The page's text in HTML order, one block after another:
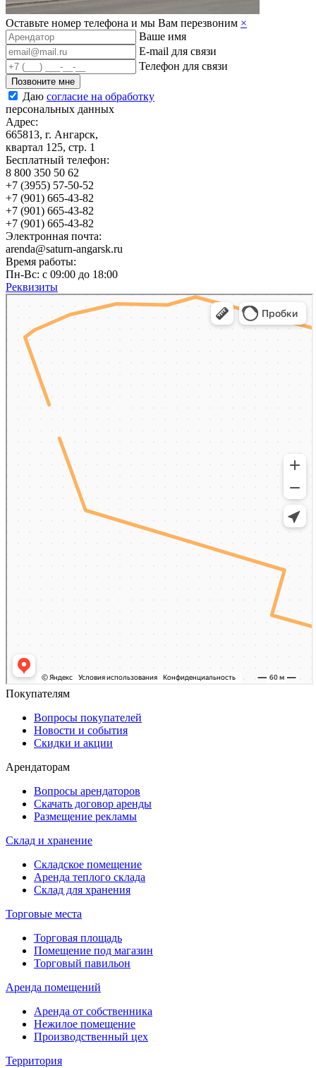
Оставьте номер телефона и мы Вам перезвоним ×
Ваше имя
E-mail для связи
Телефон для связи
Позвоните мне
Даю согласие на обработку
персональных данных
Адрес:
665813, г. Ангарск,
квартал 125, стр. 1
Бесплатный телефон:
8 800 350 50 62
+7 (3955) 57-50-52
+7 (901) 665-43-82
+7 (901) 665-43-82
+7 (901) 665-43-82
Электронная почта:
arenda@saturn-angarsk.ru
Время работы:
Пн-Вс: с 09:00 до 18:00
Реквизиты
Покупателям
Вопросы покупателей
Новости и события
Скидки и акции
Арендаторам
Вопросы арендаторов
Скачать договор аренды
Размещение рекламы
Склад и хранение
Складское помещение
Аренда теплого склада
Склад для хранения
Торговые места
Торговая площадь
Помещение под магазин
Торговый павильон
Аренда помещений
Аренда от собственника
Нежилое помещение
Производственный цех
Территория